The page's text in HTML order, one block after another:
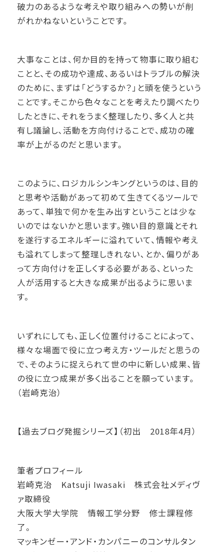
破力のあるような考えや取り組みへの勢いが削
がれかねないということです。
大事なことは、何か目的を持って物事に取り組む
ことと、その成功や達成、あるいはトラブルの解決
のために、まずは「どうするか？」と頭を使うという
ことです。そこから色々なことを考えたり調べたり
したときに、それをうまく整理したり、多く人と共
有し議論し、活動を方向付けることで、成功の確
率が上がるのだと思います。
このように、ロジカルシンキングというのは、目的
と思考や活動があって初めて生きてくるツールで
あって、単独で何かを生み出すということは少な
いのではないかと思います。強い目的意識とそれ
を遂行するエネルギーに溢れていて、情報や考え
も溢れてしまって整理しきれない、とか、偏りがあ
って方向付けを正しくする必要がある、といった
人が活用すると大きな成果が出るように思いま
す。
いずれにしても、正しく位置付けることによって、
様々な場面で役に立つ考え方・ツールだと思うの
で、そのように捉えられて世の中に新しい成果、皆
の役に立つ成果が多く出ることを願っています。
（岩崎克治）
【過去ブログ発掘シリーズ】（初出 2018年4月）
筆者プロフィール
岩崎克治 Katsuji Iwasaki 株式会社メディヴ
ァ取締役
大阪大学大学院 情報工学分野 修士課程修
了。
マッキンゼー・アンド・カンパニーのコンサルタン